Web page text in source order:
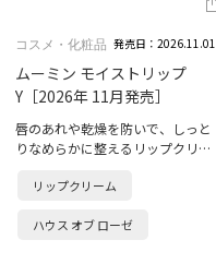
コスメ・化粧品 発売日：2026.11.01
ムーミン モイストリップ
Y［2026年 11月発売］
唇のあれや乾燥を防いで、しっと
りなめらかに整えるリップクリー
分のニンジン根エキスを配合し、
イやニョ…
リップクリーム
ハウス オブ ローゼ